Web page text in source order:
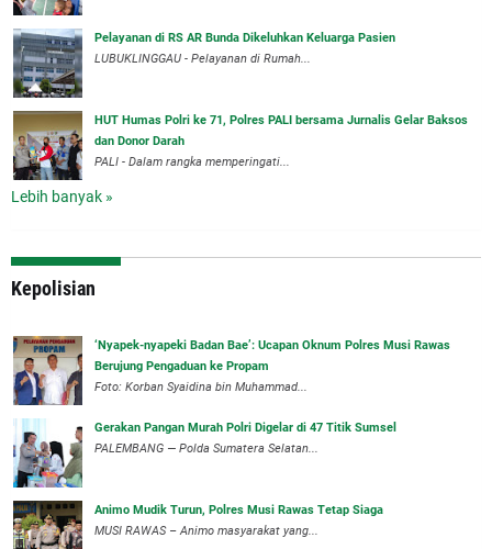
Pelayanan di RS AR Bunda Dikeluhkan Keluarga Pasien
LUBUKLINGGAU - Pelayanan di Rumah...
HUT Humas Polri ke 71, Polres PALI bersama Jurnalis Gelar Baksos
dan Donor Darah
PALI - Dalam rangka memperingati...
Lebih banyak »
Kepolisian
‘Nyapek-nyapeki Badan Bae’: Ucapan Oknum Polres Musi Rawas
Berujung Pengaduan ke Propam
Foto: Korban Syaidina bin Muhammad...
Gerakan Pangan Murah Polri Digelar di 47 Titik Sumsel
PALEMBANG — Polda Sumatera Selatan...
Animo Mudik Turun, Polres Musi Rawas Tetap Siaga
MUSI RAWAS – Animo masyarakat yang...